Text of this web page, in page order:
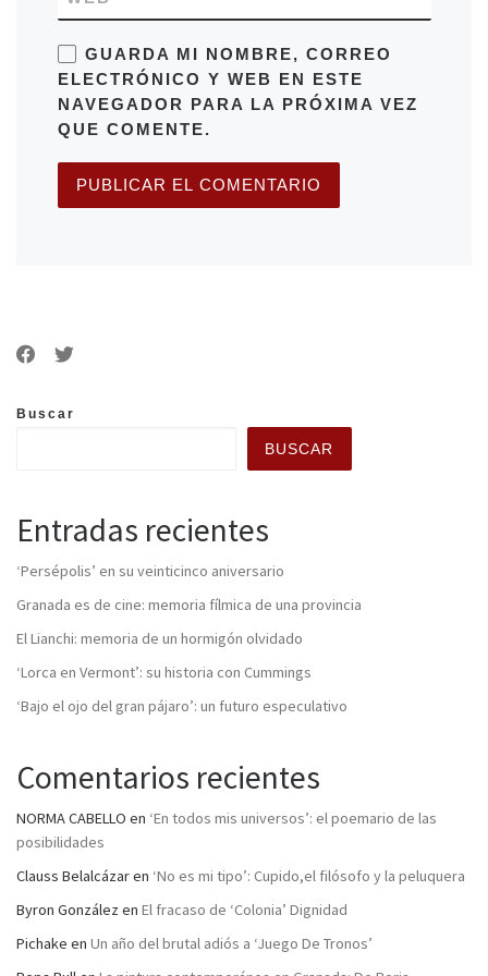
GUARDA MI NOMBRE, CORREO
ELECTRÓNICO Y WEB EN ESTE
NAVEGADOR PARA LA PRÓXIMA VEZ
QUE COMENTE.
Buscar
BUSCAR
Entradas recientes
‘Persépolis’ en su veinticinco aniversario
Granada es de cine: memoria fílmica de una provincia
El Lianchi: memoria de un hormigón olvidado
‘Lorca en Vermont’: su historia con Cummings
‘Bajo el ojo del gran pájaro’: un futuro especulativo
Comentarios recientes
NORMA CABELLO en ‘En todos mis universos’: el poemario de las
posibilidades
Clauss Belalcázaren ‘No es mi tipo’: Cupido,el filósofo y la peluquera
Byron González en El fracaso de ‘Colonia’ Dignidad
Pichake en Un año del brutal adiós a ‘Juego De Tronos’